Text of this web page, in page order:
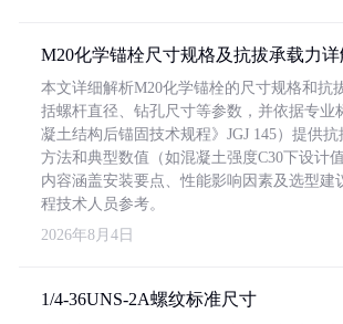
M20化学锚栓尺寸规格及抗拔承载力详
本文详细解析M20化学锚栓的尺寸规格和抗
括螺杆直径、钻孔尺寸等参数，并依据专业
凝土结构后锚固技术规程》JGJ 145）提供
方法和典型数值（如混凝土强度C30下设计值
内容涵盖安装要点、性能影响因素及选型建
程技术人员参考。
2026年8月4日
1/4-36UNS-2A螺纹标准尺寸